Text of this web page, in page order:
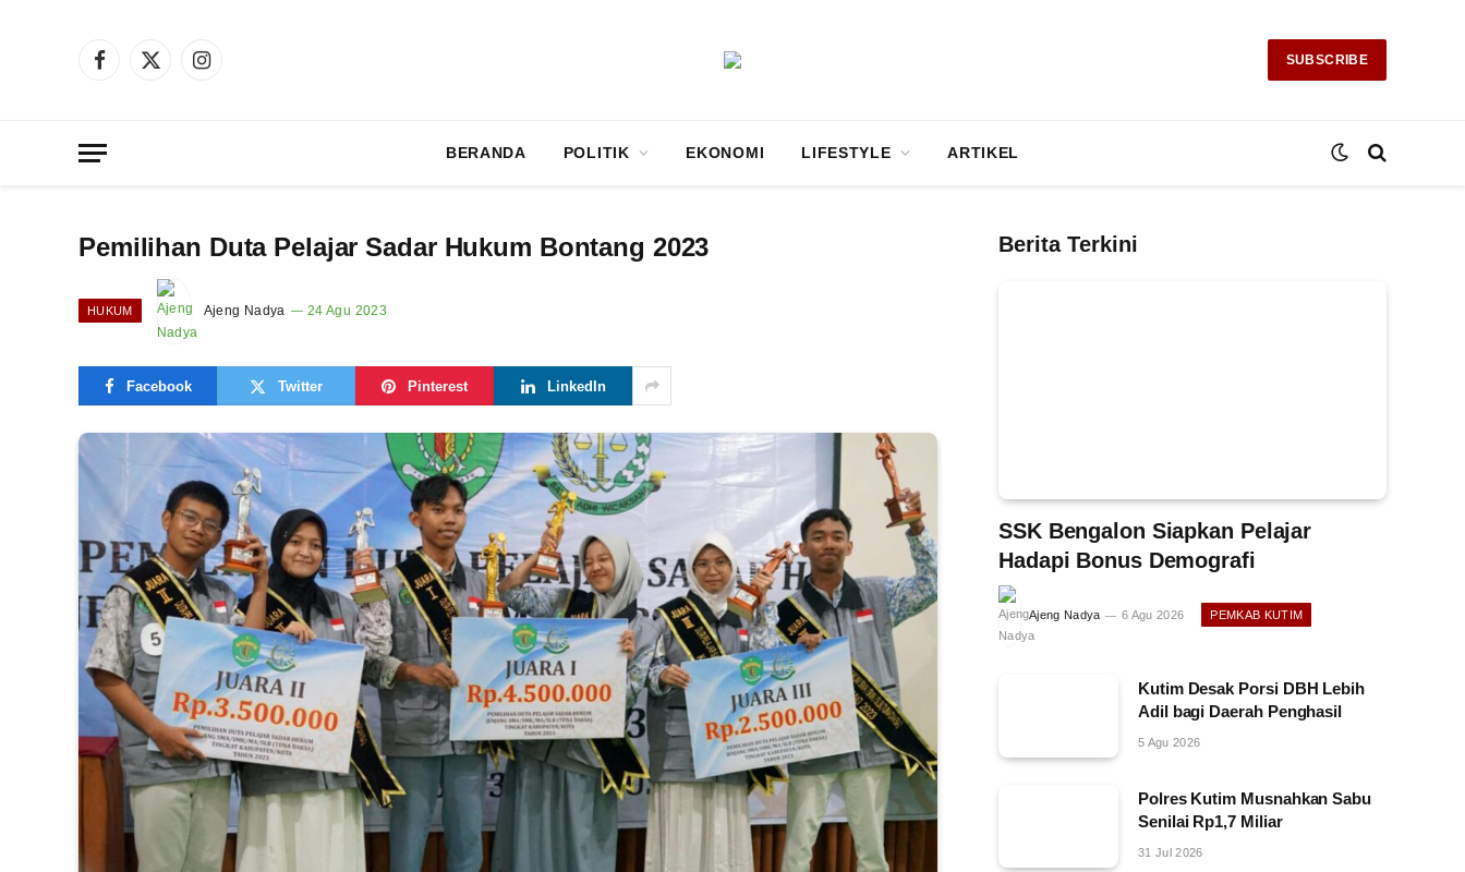
Facebook
X
Instagram
SUBSCRIBE
BERANDA POLITIK EKONOMI LIFESTYLE ARTIKEL
Pemilihan Duta Pelajar Sadar Hukum Bontang 2023
HUKUM Ajeng Nadya 24 Agu 2023
Facebook Twitter Pinterest LinkedIn
Berita Terkini
SSK Bengalon Siapkan Pelajar
Hadapi Bonus Demografi
Ajeng Nadya 6 Agu 2026 PEMKAB KUTIM
Kutim Desak Porsi DBH Lebih
Adil bagi Daerah Penghasil
5 Agu 2026
Polres Kutim Musnahkan Sabu
Senilai Rp1,7 Miliar
31 Jul 2026